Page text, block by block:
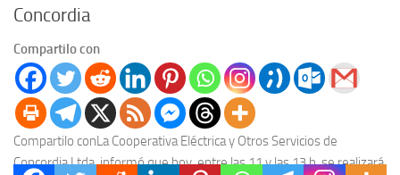
Concordia
Compartilo con
Compartilo conLa Cooperativa Eléctrica y Otros Servicios de
Concordia Ltda. informó que hoy, entre las 11 y las 13 h, se realizará